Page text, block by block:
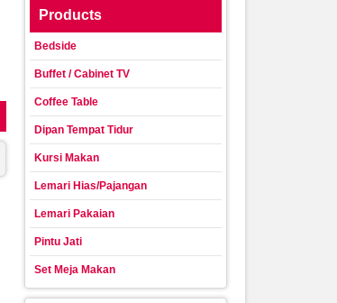
Products
Bedside
Buffet / Cabinet TV
Coffee Table
Dipan Tempat Tidur
Kursi Makan
Lemari Hias/Pajangan
Lemari Pakaian
Pintu Jati
Set Meja Makan